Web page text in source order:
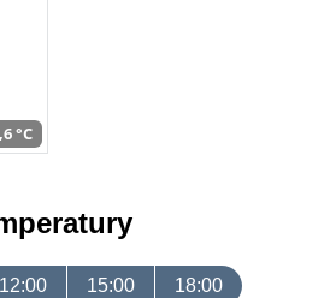
°C
12:00 15:00 18:00